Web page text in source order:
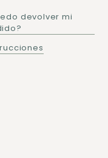
devolver mi